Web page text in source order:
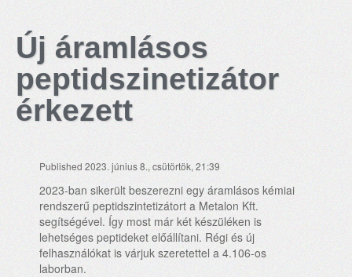
OKTATÁS
MUNKATÁRSAK
AKTUÁLIS
KAPCSOLAT
Új áramlásos
peptidszinetizátor
érkezett
Published 2023. június 8., csütörtök, 21:39
2023-ban sikerült beszerezni egy áramlásos kémiai
rendszerű peptidszintetizátort a Metalon Kft.
segítségével. Így most már két készüléken is
lehetséges peptideket előállítani. Régi és új
felhasználókat is várjuk szeretettel a 4.106-os
laborban.